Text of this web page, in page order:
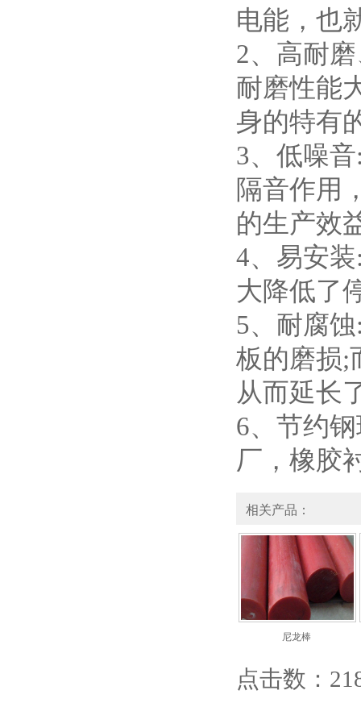
电能，也
2、高耐
耐磨性能
身的特有
3、低噪
隔音作用
的生产效
4、易安
大降低了
5、耐腐
板的磨损;
从而延长
6、节约
厂，橡胶
相关产品：
尼龙棒
点击数：